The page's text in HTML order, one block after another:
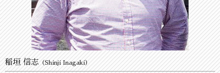
稲垣 信志（Shinji Inagaki）